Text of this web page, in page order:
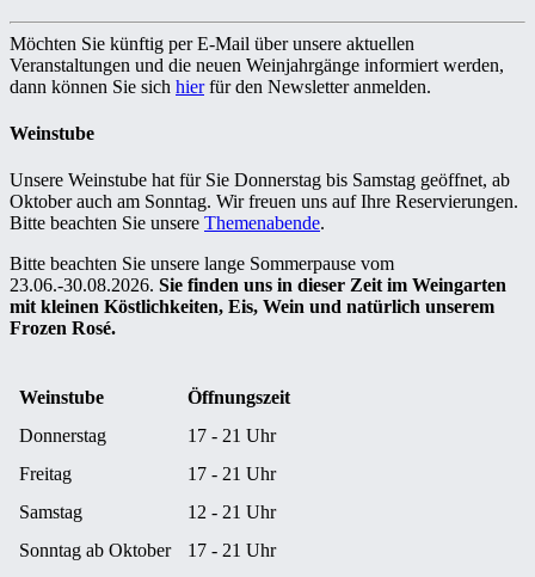
Möchten Sie künftig per E-Mail über unsere aktuellen
Veranstaltungen und die neuen Weinjahrgänge informiert werden,
dann können Sie sich hierfür den Newsletter anmelden.
Weinstube
Unsere Weinstube hat für Sie Donnerstag bis Samstag geöffnet, ab
Oktober auch am Sonntag. Wir freuen uns auf Ihre Reservierungen.
Bitte beachten Sie unsere Themenabende.
Bitte beachten Sie unsere lange Sommerpause vom
23.06.-30.08.2026. Sie finden uns in dieser Zeit im Weingarten
mit kleinen Köstlichkeiten, Eis, Wein und natürlich unserem
Frozen Rosé.
Weinstube
Öffnungszeit
Donnerstag
17 - 21 Uhr
Freitag
17 - 21 Uhr
Samstag
12 - 21 Uhr
Sonntag ab Oktober
17 - 21 Uhr